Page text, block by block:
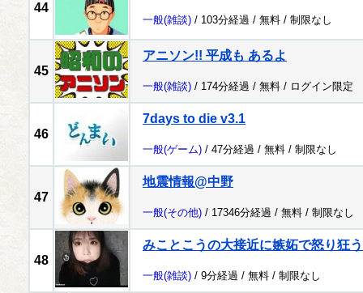
44
一般(雑談) / 103分経過 / 無料 / 制限なし
45
アニソン!! 平成も あるよ
一般(雑談) / 174分経過 / 無料 / ログイン限定
46
7days to die v3.1
一般(ゲーム) / 47分経過 / 無料 / 制限なし
47
地震情報@中野
一般(その他) / 17346分経過 / 無料 / 制限なし
48
みことこうの大接近に嫉妬で怒り狂う
一般(雑談) / 9分経過 / 無料 / 制限なし